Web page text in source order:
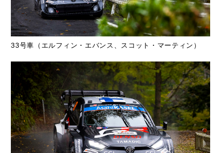
33号車（エルフィン・エバンス、スコット・マーティン）